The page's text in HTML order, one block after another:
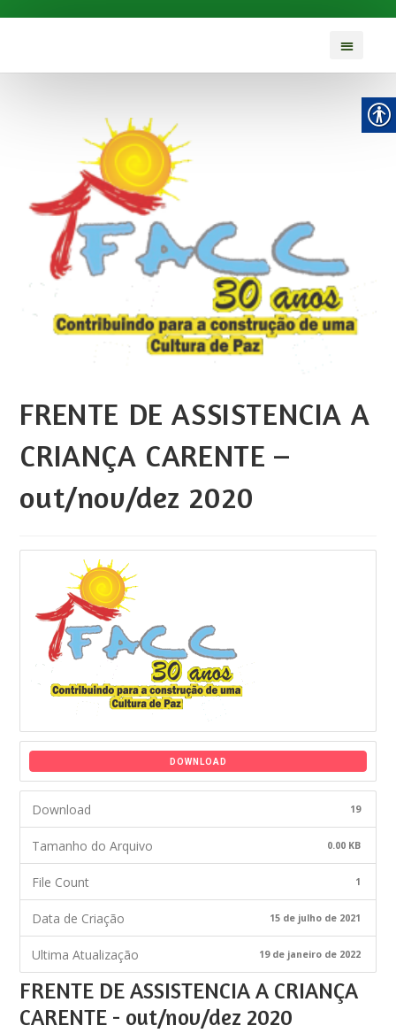
FRENTE DE ASSISTENCIA A
CRIANÇA CARENTE –
out/nov/dez 2020
DOWNLOAD
Download 19
Tamanho do Arquivo 0.00 KB
File Count 1
Data de Criação 15 de julho de 2021
Ultima Atualização 19 de janeiro de 2022
FRENTE DE ASSISTENCIA A CRIANÇA
CARENTE - out/nov/dez 2020